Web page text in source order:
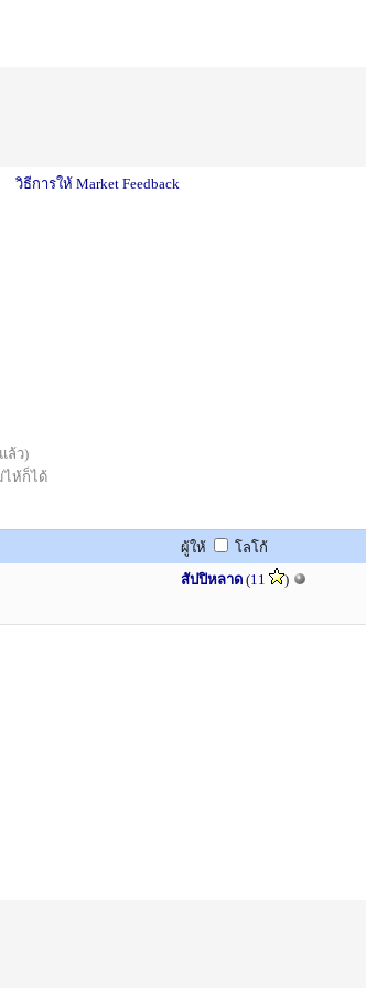
วิธีการให้ Market Feedback
ล้ว)
ไห้ก็ได้
ผู้ให้ โลโก้
สัปปิหลาด (11 )